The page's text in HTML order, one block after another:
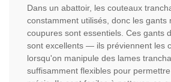
Dans un abattoir, les couteaux
constamment utilisés, donc les gants
coupures sont essentiels. Ces gants
sont excellents — ils préviennent les
lorsqu'on manipule des lames
suffisamment flexibles pour